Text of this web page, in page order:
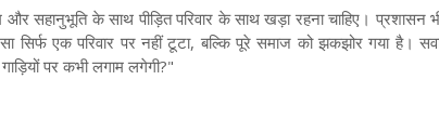
सहानुभूति के साथ पीड़ित परिवार के साथ खड़ा रहना चाहिए। प्रशासन भी
सिर्फ एक परिवार पर नहीं टूटा, बल्कि पूरे समाज को झकझोर गया है।
पर कभी लगाम लगेगी?"